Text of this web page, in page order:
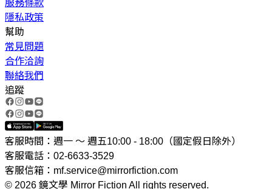
服務條款
隱私政策
幫助
常見問題
合作洽詢
聯絡我們
追蹤
客服時間：週一 ～ 週五10:00 - 18:00（國定假日除外）
客服電話：02-6633-3529
客服信箱：mf.service@mirrorfiction.com
© 2026 鏡文學 Mirror Fiction All rights reserved.